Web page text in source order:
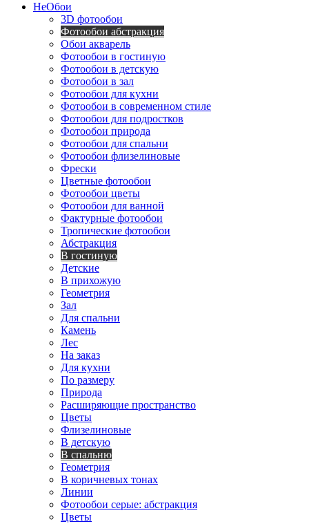
НеОбои
3D фотообои
Фотообои абстракция
Обои акварель
Фотообои в гостиную
Фотообои в детскую
Фотообои в зал
Фотообои для кухни
Фотообои в современном стиле
Фотообои для подростков
Фотообои природа
Фотообои для спальни
Фотообои флизелиновые
Фрески
Цветные фотообои
Фотообои цветы
Фотообои для ванной
Фактурные фотообои
Тропические фотообои
Абстракция
В гостиную
Детские
В прихожую
Геометрия
Зал
Для спальни
Камень
Лес
На заказ
Для кухни
По размеру
Природа
Расширяющие пространство
Цветы
Флизелиновые
В детскую
В спальню
Геометрия
В коричневых тонах
Линии
Фотообои серые: абстракция
Цветы